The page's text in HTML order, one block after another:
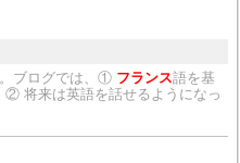
ブログでは、① フランス語を基
② 将来は英語を話せるようになっ